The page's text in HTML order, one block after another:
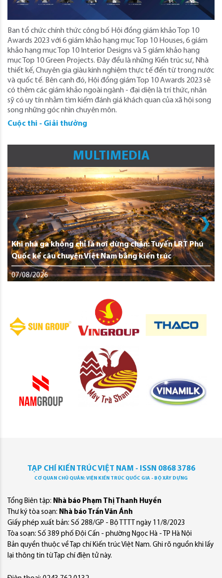
Ban tổ chức chính thức công bố Hội đồng giám khảo Top 10
Awards 2023 với 6 giám khảo hạng mục Top 10 Houses, 6 giám
khảo hạng mục Top 10 Interior Designs và 5 giám khảo hạng
mục Top 10 Green Projects. Đây đều là những Kiến trúc sư, Nhà
thiết kế, Chuyên gia giàu kinh nghiệm thực tế đến từ trong nước
và quốc tế. Bên cạnh đó, Hội đồng giám Top 10 Awards 2023 sẽ
có thêm các giám khảo ngoài ngành - đại diện là trí thức, nhân
sỹ có uy tín nhằm tìm kiếm đánh giá khách quan của xã hội song
song những góc nhìn chuyên môn.
Cuộc thi - Giải thưởng
MULTIMEDIA
Khi nhà ga không chỉ là nơi dừng chân: Tuyến LRT Phú
Quốc kể câu chuyện Việt Nam bằng kiến trúc
07/08/2026
TẠP CHÍ KIẾN TRÚC VIỆT NAM - ISSN 0868 3786
CƠ QUAN CHỦ QUẢN: VIỆN KIẾN TRÚC QUỐC GIA - BỘ XÂY DỰNG
Tổng Biên tập: Nhà báo Phạm Thị Thanh Huyền
Thư ký tòa soạn: Nhà báo Trần Văn Ánh
Giấy phép xuất bản: Số 288/GP - Bộ TTTT ngày 11/8/2023
Tòa soạn: Số 389 phố Đội Cấn - phường Ngọc Hà - TP Hà Nội
Bản quyền thuộc về Tạp chí Kiến trúc Việt Nam. Ghi rõ nguồn khi lấy
lại thông tin từ Tạp chí điện tử này.